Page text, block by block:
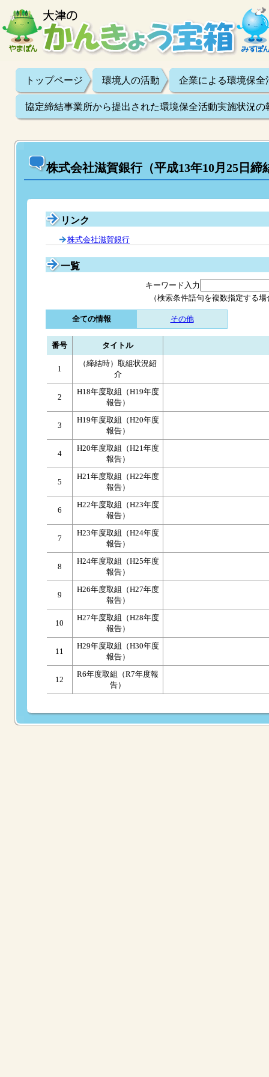
トップページ 環境人の活動 企業による環境保全
協定締結事業所から提出された環境保全活動実施状況の
株式会社滋賀銀行（平成13年10月25日締
リンク
株式会社滋賀銀行
一覧
キーワード入力
（検索条件語句を複数指定する
全ての情報 その他
番号 タイトル
1
（締結時）取組状況紹
介
2
H18年度取組（H19年度
報告）
3
H19年度取組（H20年度
報告）
4
H20年度取組（H21年度
報告）
5
H21年度取組（H22年度
報告）
6
H22年度取組（H23年度
報告）
7
H23年度取組（H24年度
報告）
8
H24年度取組（H25年度
報告）
9
H26年度取組（H27年度
報告）
10
H27年度取組（H28年度
報告）
11
H29年度取組（H30年度
報告）
12
R6年度取組（R7年度報
告）